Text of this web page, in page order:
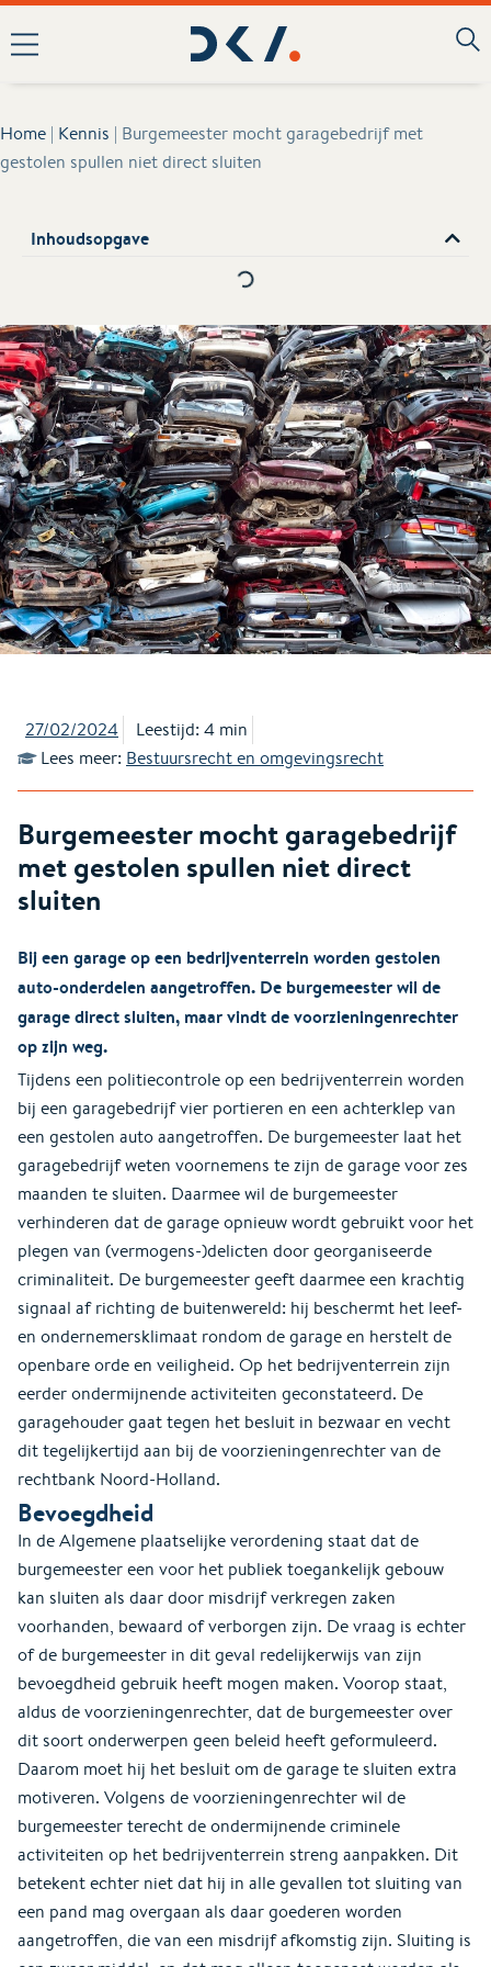
Home | Kennis | Burgemeester mocht garagebedrijf met
gestolen spullen niet direct sluiten
Inhoudsopgave
27/02/2024
Leestijd: 4 min
Lees meer: Bestuursrecht en omgevingsrecht
Burgemeester mocht garagebedrijf
met gestolen spullen niet direct
sluiten
Bij een garage op een bedrijventerrein worden gestolen
auto-onderdelen aangetroffen. De burgemeester wil de
garage direct sluiten, maar vindt de voorzieningenrechter
op zijn weg.
Tijdens een politiecontrole op een bedrijventerrein worden
bij een garagebedrijf vier portieren en een achterklep van
een gestolen auto aangetroffen. De burgemeester laat het
garagebedrijf weten voornemens te zijn de garage voor zes
maanden te sluiten. Daarmee wil de burgemeester
verhinderen dat de garage opnieuw wordt gebruikt voor het
plegen van (vermogens-)delicten door georganiseerde
criminaliteit. De burgemeester geeft daarmee een krachtig
signaal af richting de buitenwereld: hij beschermt het leef-
en ondernemersklimaat rondom de garage en herstelt de
openbare orde en veiligheid. Op het bedrijventerrein zijn
eerder ondermijnende activiteiten geconstateerd. De
garagehouder gaat tegen het besluit in bezwaar en vecht
dit tegelijkertijd aan bij de voorzieningenrechter van de
rechtbank Noord-Holland.
Bevoegdheid
In de Algemene plaatselijke verordening staat dat de
burgemeester een voor het publiek toegankelijk gebouw
kan sluiten als daar door misdrijf verkregen zaken
voorhanden, bewaard of verborgen zijn. De vraag is echter
of de burgemeester in dit geval redelijkerwijs van zijn
bevoegdheid gebruik heeft mogen maken. Voorop staat,
aldus de voorzieningenrechter, dat de burgemeester over
dit soort onderwerpen geen beleid heeft geformuleerd.
Daarom moet hij het besluit om de garage te sluiten extra
motiveren. Volgens de voorzieningenrechter wil de
burgemeester terecht de ondermijnende criminele
activiteiten op het bedrijventerrein streng aanpakken. Dit
betekent echter niet dat hij in alle gevallen tot sluiting van
een pand mag overgaan als daar goederen worden
aangetroffen, die van een misdrijf afkomstig zijn. Sluiting is